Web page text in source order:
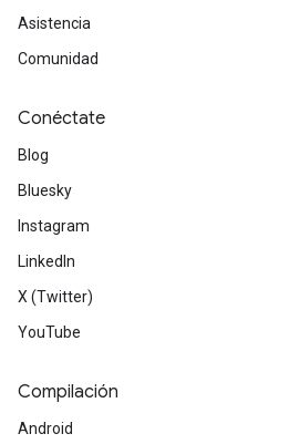
Asistencia
Comunidad
Conéctate
Blog
Bluesky
Instagram
LinkedIn
X (Twitter)
YouTube
Compilación
Android